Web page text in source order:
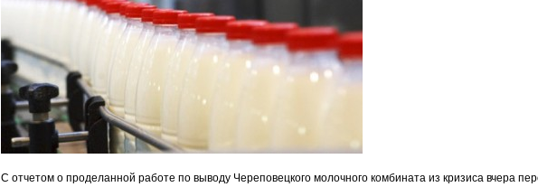
С отчетом о проделанной работе по выводу Череповецкого молочного комбината из кризиса вчера